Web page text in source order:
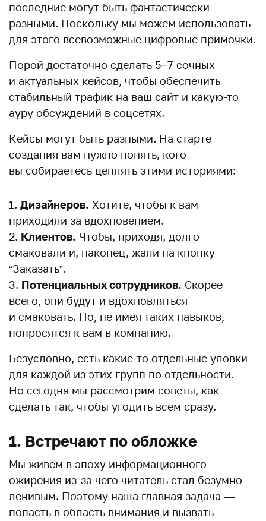
последние могут быть фантастически
разными. Поскольку мы можем использовать
для этого всевозможные цифровые примочки.
Порой достаточно сделать 5−7 сочных
и актуальных кейсов, чтобы обеспечить
стабильный трафик на ваш сайт и какую-то
ауру обсуждений в соцсетях.
Кейсы могут быть разными. На старте
создания вам нужно понять, кого
вы собираетесь цеплять этими историями:
Дизайнеров. Хотите, чтобы к вам
приходили за вдохновением.
Клиентов. Чтобы, приходя, долго
смаковали и, наконец, жали на кнопку
“Заказать”.
Потенциальных сотрудников. Скорее
всего, они будут и вдохновляться
и смаковать. Но, не имея таких навыков,
попросятся к вам в компанию.
Безусловно, есть какие-то отдельные уловки
для каждой из этих групп по отдельности.
Но сегодня мы рассмотрим советы, как
сделать так, чтобы угодить всем сразу.
1. Встречают по обложке
Мы живем в эпоху информационного
ожирения из-за чего читатель стал безумно
ленивым. Поэтому наша главная задача —
попасть в область внимания и вызвать